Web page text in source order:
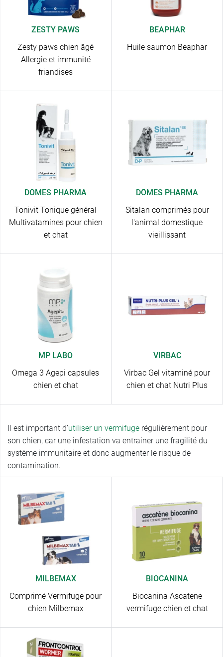
ZESTY PAWS
Zesty paws chien âgé
Allergie et immunité
friandises
BEAPHAR
Huile saumon Beaphar
DÔMES PHARMA
Tonivit Tonique général
Multivatamines pour chien
et chat
DÔMES PHARMA
Sitalan comprimés pour
l'animal domestique
vieillissant
MP LABO
Omega 3 Agepi capsules
chien et chat
VIRBAC
Virbac Gel vitaminé pour
chien et chat Nutri Plus
Il est important d’utiliser un vermifuge régulièrement pour
son chien, car une infestation va entrainer une fragilité du
système immunitaire et donc augmenter le risque de
contamination.
MILBEMAX
Comprimé Vermifuge pour
chien Milbemax
BIOCANINA
Biocanina Ascatene
vermifuge chien et chat